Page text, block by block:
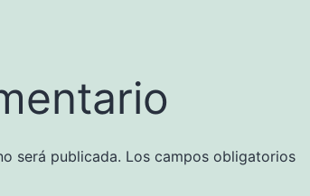
será publicada. Los campos obligatorios